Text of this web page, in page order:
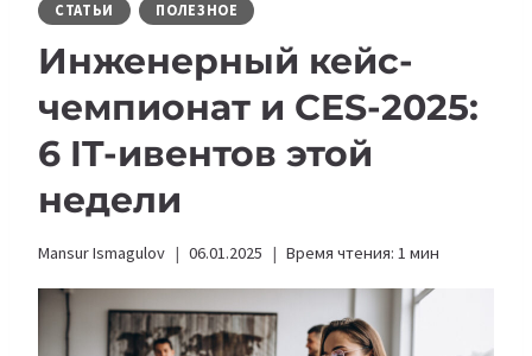
СТАТЬИ ПОЛЕЗНОЕ
Инженерный кейс-
чемпионат и CES-2025:
6 IT-ивентов этой
недели
Mansur Ismagulov 06.01.2025 Время чтения: 1 мин